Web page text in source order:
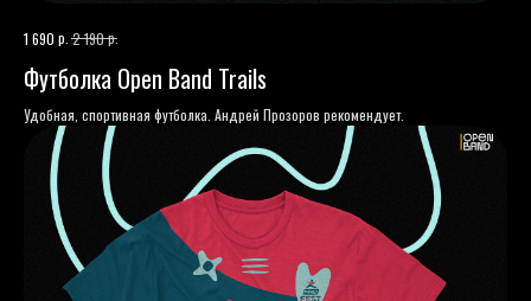
1 690 р. 2 190р.
Футболка Open Band Trails
Удобная, спортивная футболка. Андрей Прозоров рекомендует.